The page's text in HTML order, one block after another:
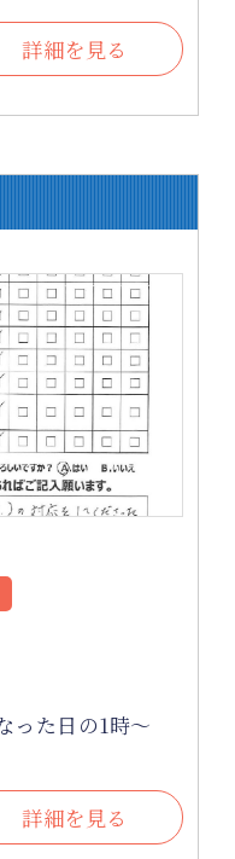
詳細を見る
った日の1時～
詳細を見る